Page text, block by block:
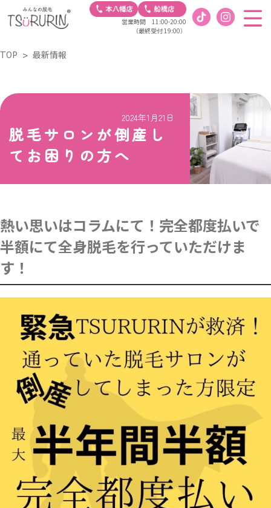
営業時間 11:00-20:00
（最終受付 19:00）
TOP 最新情報
2024年1月21日
脱毛サロンが倒産し
てお困りの方へ
熱い思いはコラムにて！完全都度払いで
半額にて全身脱毛を行っていただけま
す！